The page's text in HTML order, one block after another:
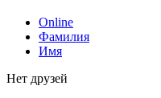
Online
Фамилия
Имя
Нет друзей